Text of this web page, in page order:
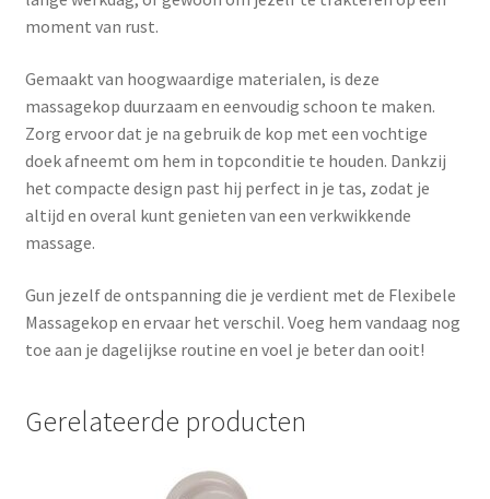
moment van rust.
Gemaakt van hoogwaardige materialen, is deze
massagekop duurzaam en eenvoudig schoon te maken.
Zorg ervoor dat je na gebruik de kop met een vochtige
doek afneemt om hem in topconditie te houden. Dankzij
het compacte design past hij perfect in je tas, zodat je
altijd en overal kunt genieten van een verkwikkende
massage.
Gun jezelf de ontspanning die je verdient met de Flexibele
Massagekop en ervaar het verschil. Voeg hem vandaag nog
toe aan je dagelijkse routine en voel je beter dan ooit!
Gerelateerde producten